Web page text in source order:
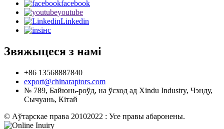
facebook
youtube
Linkedin
інс
Звяжыцеся з намі
+86 13568887840
export@chinaraptors.com
№ 789, Байюнь-роўд, на ўсход ад Xindu Industry, Чэнду,
Сычуань, Кітай
© Аўтарскае права 20102022 : Усе правы абаронены.